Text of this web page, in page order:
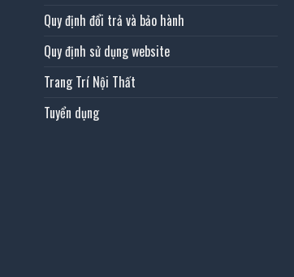
Quy định đổi trả và bảo hành
Quy định sử dụng website
Trang Trí Nội Thất
Tuyển dụng